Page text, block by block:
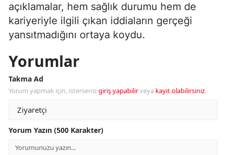
açıklamalar, hem sağlık durumu hem de
kariyeriyle ilgili çıkan iddiaların gerçeği
yansıtmadığını ortaya koydu.
Yorumlar
Takma Ad
Yorum yapmak için, istersenizgiriş yapabilirveya kayıt olabilirsiniz.
Yorum Yazın (500 Karakter)